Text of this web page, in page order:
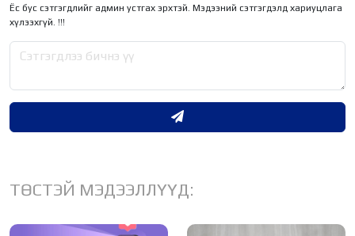
Ёс бус сэтгэгдлийг админ устгах эрхтэй. Мэдээний сэтгэгдэлд хариуцлага
хүлээхгүй. !!!
ТӨСТЭЙ МЭДЭЭЛЛҮҮД: